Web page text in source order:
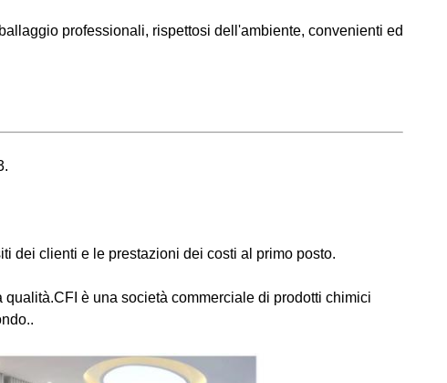
professionali, rispettosi dell'ambiente, convenienti ed
dei clienti e le prestazioni dei costi al primo posto.
è una società commerciale di prodotti chimici